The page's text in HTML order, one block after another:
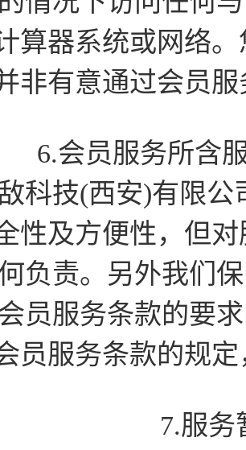
算器系统或网络
非有意通过会员
6.会员服务所含
技(西安)有限公
性及方便性，但
负责。另外我们
员服务条款的要
员服务条款的规
7.服务